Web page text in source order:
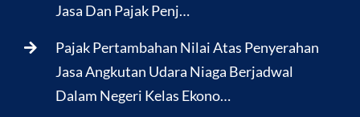
Jasa Dan Pajak Penj…
Pajak Pertambahan Nilai Atas Penyerahan
Jasa Angkutan Udara Niaga Berjadwal
Dalam Negeri Kelas Ekono…